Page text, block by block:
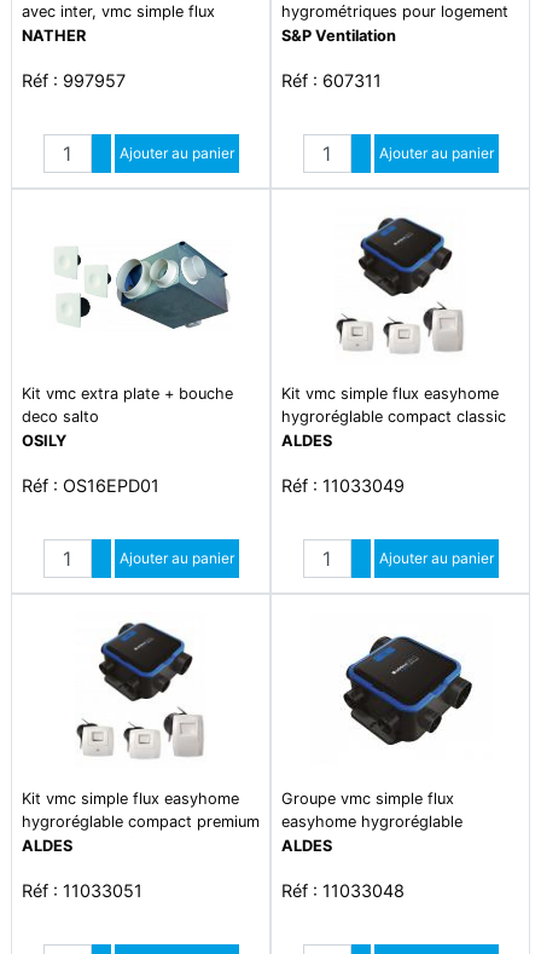
avec inter, vmc simple flux
compact autoreglable avec
régulateurs et 2 bouchons
NATHER
Réf : 997957
Quantité
Augmenter quantité
Diminuer quantité
Ajouter au panier
hygrométriques pour logement
jusqu\'à 6 sanitaires
S&P Ventilation
Réf : 607311
Quantité
Augmenter quantité
Diminuer quantité
Ajouter au panier
Kit vmc extra plate + bouche
deco salto
OSILY
Réf : OS16EPD01
Quantité
Augmenter quantité
Diminuer quantité
Ajouter au panier
Kit vmc simple flux easyhome
hygroréglable compact classic
livré avec 3 bouches curve
ALDES
Réf : 11033049
Quantité
Augmenter quantité
Diminuer quantité
Ajouter au panier
Kit vmc simple flux easyhome
hygroréglable compact premium
micro watt livré avec 3 bouches
ALDES
Réf : 11033051
Groupe vmc simple flux
easyhome hygroréglable
compact classic
ALDES
Réf : 11033048